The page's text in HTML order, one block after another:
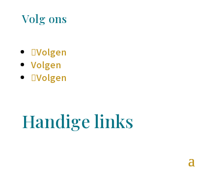
Volg ons
Volgen
Volgen
Volgen
Handige links